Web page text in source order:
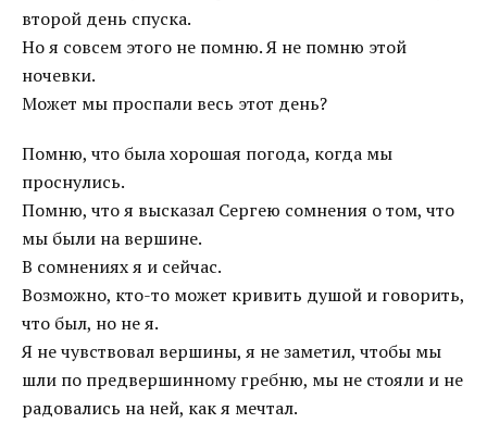
второй день спуска.
Но я совсем этого не помню. Я не помню этой
ночевки.
Может мы проспали весь этот день?
Помню, что была хорошая погода, когда мы
проснулись.
Помню, что я высказал Сергею сомнения о том, что
мы были на вершине.
В сомнениях я и сейчас.
Возможно, кто-то может кривить душой и говорить,
что был, но не я.
Я не чувствовал вершины, я не заметил, чтобы мы
шли по предвершинному гребню, мы не стояли и не
радовались на ней, как я мечтал.